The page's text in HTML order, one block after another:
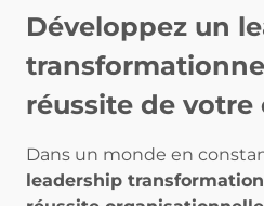
Développez un
réussite de
Dans un monde en
leadership